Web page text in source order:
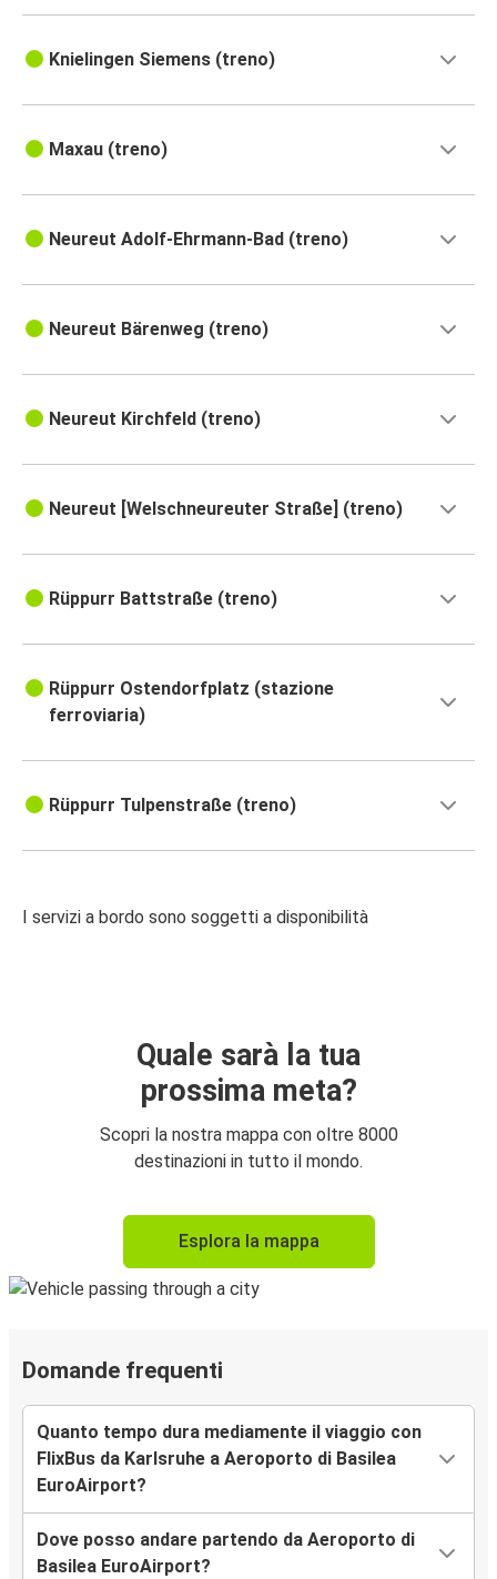
Knielingen Siemens (treno)
Maxau (treno)
Neureut Adolf-Ehrmann-Bad (treno)
Neureut Bärenweg (treno)
Neureut Kirchfeld (treno)
Neureut [Welschneureuter Straße] (treno)
Rüppurr Battstraße (treno)
Rüppurr Ostendorfplatz (stazione
ferroviaria)
Rüppurr Tulpenstraße (treno)
I servizi a bordo sono soggetti a disponibilità
Quale sarà la tua
prossima meta?
Scopri la nostra mappa con oltre 8000
destinazioni in tutto il mondo.
Esplora la mappa
Domande frequenti
Quanto tempo dura mediamente il viaggio con
FlixBus da Karlsruhe a Aeroporto di Basilea
EuroAirport?
Dove posso andare partendo da Aeroporto di
Basilea EuroAirport?